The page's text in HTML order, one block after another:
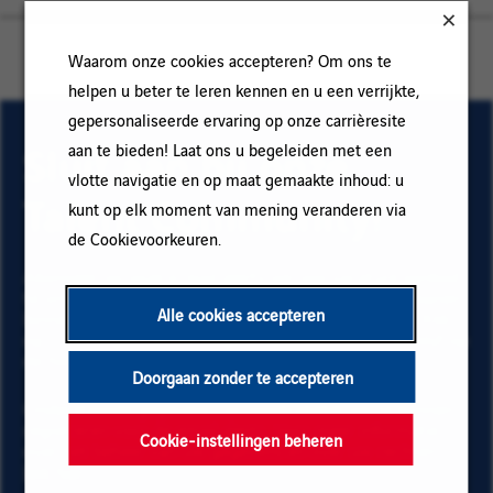
Waarom onze cookies accepteren? Om ons te
helpen u beter te leren kennen en u een verrijkte,
gepersonaliseerde ervaring op onze carrièresite
aan te bieden! Laat ons u begeleiden met een
vlotte navigatie en op maat gemaakte inhoud: u
kunt op elk moment van mening veranderen via
de Cookievoorkeuren.
Alle cookies accepteren
Doorgaan zonder te accepteren
Cookie-instellingen beheren
Sluit aan bij onze
Talent Community!
te ontvangen en informatie te krijgen over nieuwe banen
binnen Vinci. Vul uw e-mailadres en voorkeuren in. Klik
op "Toevoegen" en vervolgens op "Abonneren" en blijf op
de hoogte via onze e-mail alerts!
Onderstaande gegevens zijn noodzakelijk om te kunnen
registreren voor de email alerts. Voor meer informatie
over het beheer van uw gegevens en over uw rechten,
klik hier.